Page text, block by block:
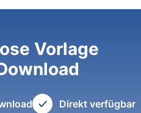
Vorlage
Direkt verfügbar